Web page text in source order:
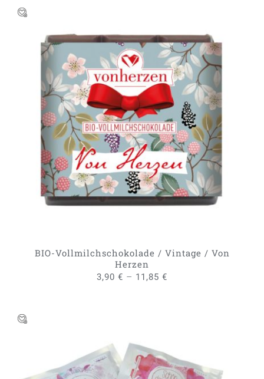
AUSFÜHRUNG WÄHLEN DIESES
PRODUKT
WEIST
MEHRERE
VARIANTEN
AUF.
DIE
OPTIONEN
KÖNNEN
GEWÄHLT
WERDEN
/
DETAILS
BIO-Vollmilchschokolade / Vintage / Von
Herzen
3,90 € – 11,85 €